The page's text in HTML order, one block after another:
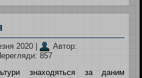
2020
Автор:
857
знаходяться за даним